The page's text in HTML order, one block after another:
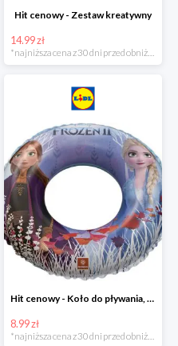
Hit cenowy - Zestaw kreatywny
14.99 zł
Hit cenowy - Koło do pływania, rękawki lub piłka
8.99 zł
*najniższa cena z 30 dni przed obniżką